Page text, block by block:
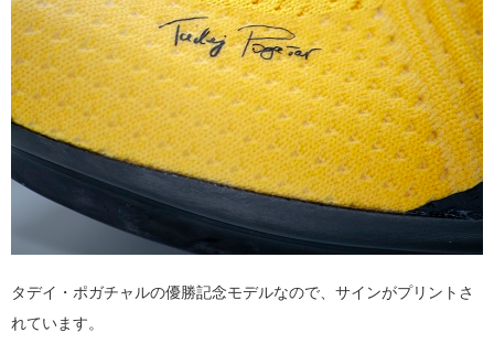
タデイ・ポガチャルの優勝記念モデルなので、サインがプリントさ
れています。